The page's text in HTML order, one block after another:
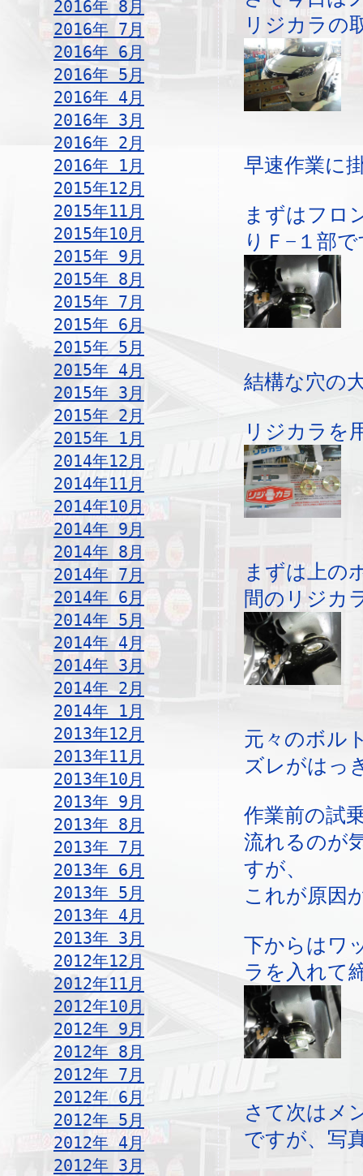
2016年 8月
2016年 7月
2016年 6月
2016年 5月
2016年 4月
2016年 3月
2016年 2月
2016年 1月
2015年12月
2015年11月
2015年10月
2015年 9月
2015年 8月
2015年 7月
2015年 6月
2015年 5月
2015年 4月
2015年 3月
2015年 2月
2015年 1月
2014年12月
2014年11月
2014年10月
2014年 9月
2014年 8月
2014年 7月
2014年 6月
2014年 5月
2014年 4月
2014年 3月
2014年 2月
2014年 1月
2013年12月
2013年11月
2013年10月
2013年 9月
2013年 8月
2013年 7月
2013年 6月
2013年 5月
2013年 4月
2013年 3月
2012年12月
2012年11月
2012年10月
2012年 9月
2012年 8月
2012年 7月
2012年 6月
2012年 5月
2012年 4月
2012年 3月
リジカラの
早速作業に
まずはフロ
りＦ−１部
結構な穴の
リジカラを
まずは上の
間のリジカ
元々のボル
ズレがはっ
作業前の試
流れるのが
すが、
これが原因
下からはワ
ラを入れて
さて次はメ
ですが、写